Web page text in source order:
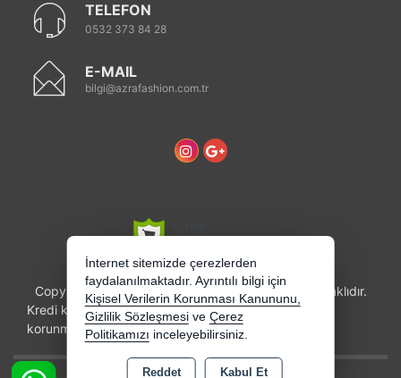
TELEFON
0532 373 84 28
E-MAIL
bilgi@azrafashion.com.tr
Copyright 2026 azrafashion.com.tr - Tüm hakları saklıdır.
Kredi kartı bilgileriniz 256bit SSL sertifikası ile
korunmaktadır.
İnternet sitemizde çerezlerden
faydalanılmaktadır. Ayrıntılı bilgi için
Kişisel Verilerin Korunması Kanununu,
Gizlilik Sözleşmesi ve Çerez
Politikamızı inceleyebilirsiniz.
Reddet Kabul Et